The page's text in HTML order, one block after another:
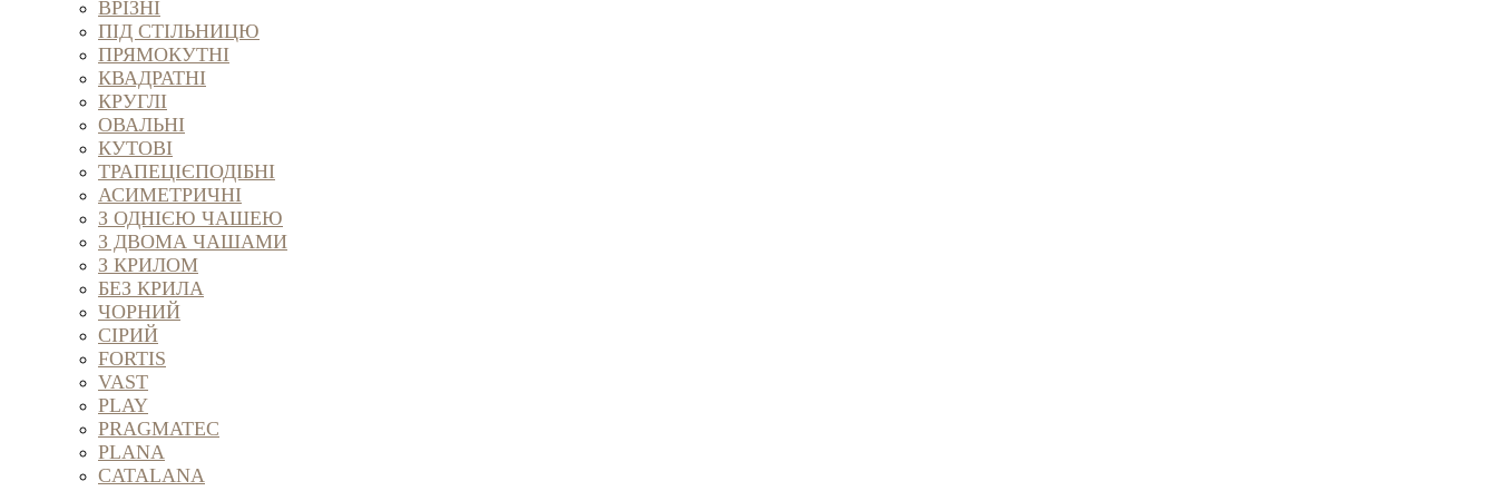
ВРІЗНІ
ПІД СТІЛЬНИЦЮ
ПРЯМОКУТНІ
КВАДРАТНІ
КРУГЛІ
ОВАЛЬНІ
КУТОВІ
ТРАПЕЦІЄПОДІБНІ
АСИМЕТРИЧНІ
З ОДНІЄЮ ЧАШЕЮ
З ДВОМА ЧАШАМИ
З КРИЛОМ
БЕЗ КРИЛА
ЧОРНИЙ
СІРИЙ
FORTIS
VAST
PLAY
PRAGMATEC
PLANA
CATALANA